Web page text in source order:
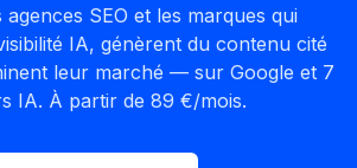
agences SEO et les marques qui
IA, génèrent du contenu cité
leur marché — sur Google et 7
IA. À partir de 89 €/mois.